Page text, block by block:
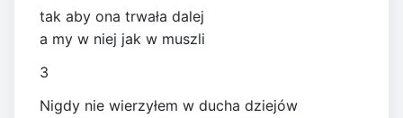
tak aby ona trwała dalej
a my w niej jak w muszli
3
Nigdy nie wierzyłem w ducha dziejów